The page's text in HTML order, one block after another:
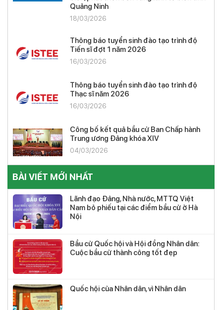
Quảng Ninh
18/03/2026
Thông báo tuyển sinh đào tạo trình độ
Tiến sĩ đợt 1 năm 2026
16/03/2026
Thông báo tuyển sinh đào tạo trình độ
Thạc sĩ năm 2026
16/03/2026
Công bố kết quả bầu cử Ban Chấp hành
Trung ương Đảng khóa XIV
04/03/2026
BÀI VIẾT MỚI NHẤT
Lãnh đạo Đảng, Nhà nước, MTTQ Việt
Nam bỏ phiếu tại các điểm bầu cử ở Hà
Nội
Bầu cử Quốc hội và Hội đồng Nhân dân:
Cuộc bầu cử thành công tốt đẹp
Quốc hội của Nhân dân, vì Nhân dân